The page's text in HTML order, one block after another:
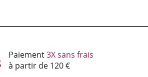
Paiement3X sans frais
à partir de 120 €